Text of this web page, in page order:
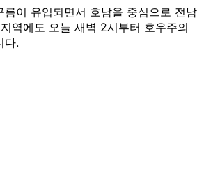
름이 유입되면서 호남을 중심으로 전남
역에도 오늘 새벽 2시부터 호우주의
다.